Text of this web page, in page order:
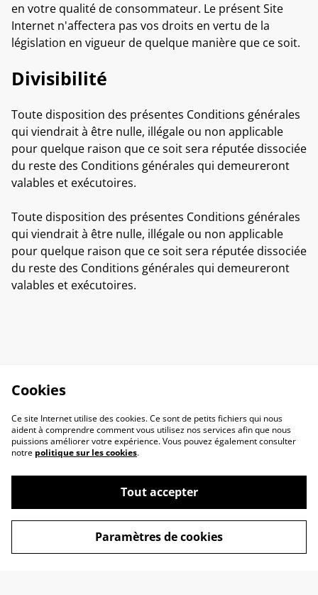
en votre qualité de consommateur. Le présent Site
Internet n'affectera pas vos droits en vertu de la
législation en vigueur de quelque manière que ce soit.
Divisibilité
Toute disposition des présentes Conditions générales
qui viendrait à être nulle, illégale ou non applicable
pour quelque raison que ce soit sera réputée dissociée
du reste des Conditions générales qui demeureront
valables et exécutoires.
Toute disposition des présentes Conditions générales
qui viendrait à être nulle, illégale ou non applicable
pour quelque raison que ce soit sera réputée dissociée
du reste des Conditions générales qui demeureront
valables et exécutoires.
Contactez-nous
Conditions
Cookies
Ce site Internet utilise des cookies. Ce sont de petits fichiers qui nous
aident à comprendre comment vous utilisez nos services afin que nous
puissions améliorer votre expérience. Vous pouvez également consulter
notre politique sur les cookies.
Tout accepter
Paramètres de cookies